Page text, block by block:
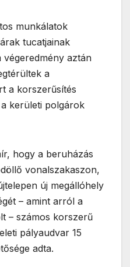
munkálatok
tucatjainak
végeredmény aztán
a
a korszerűsítés
kerületi polgárok
hogy a beruházás
vonalszakaszon,
új megállóhely
– amint arról a
– számos korszerű
pályaudvar 15
adta.